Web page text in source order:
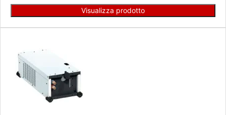
Visualizza prodotto